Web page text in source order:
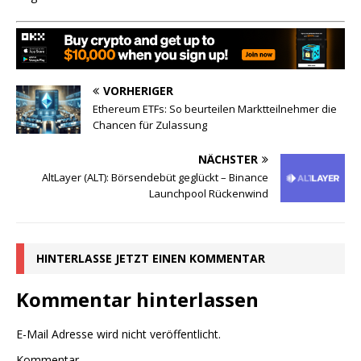
VORHERIGER
Ethereum ETFs: So beurteilen Marktteilnehmer die
Chancen für Zulassung
NÄCHSTER
AltLayer (ALT): Börsendebüt geglückt – Binance
Launchpool Rückenwind
HINTERLASSE JETZT EINEN KOMMENTAR
Kommentar hinterlassen
E-Mail Adresse wird nicht veröffentlicht.